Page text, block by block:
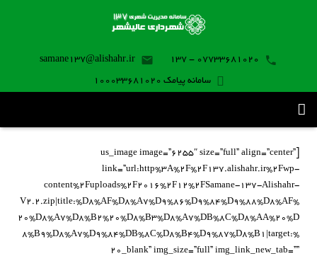
07733681020 - 137
samane137@alishahr.ir
سامانه پیامک 100033681020
ثبت درخواست ۱۳۷
تماس با ما
برنامه موبایل
[us_image image=”6255″ size=”full” align=”center”
link=”url:http%3A%2F%2F137.alishahr.ir%2Fwp-
content%2Fuploads%2F2016%2F12%2FSamane-137-Alishahr-
V2.2.zip|title:%D8%AF%D8%A7%D9%86%D9%84%D9%88%D8%AF%
20%D8%A7%D8%B2%20%D8%B3%D8%A7%DB%8C%D8%AA%20%D
8%B9%D8%A7%D9%84%DB%8C%D8%B4%D9%87%D8%B1|target:%
20_blank” img_size=”full” img_link_new_tab=””